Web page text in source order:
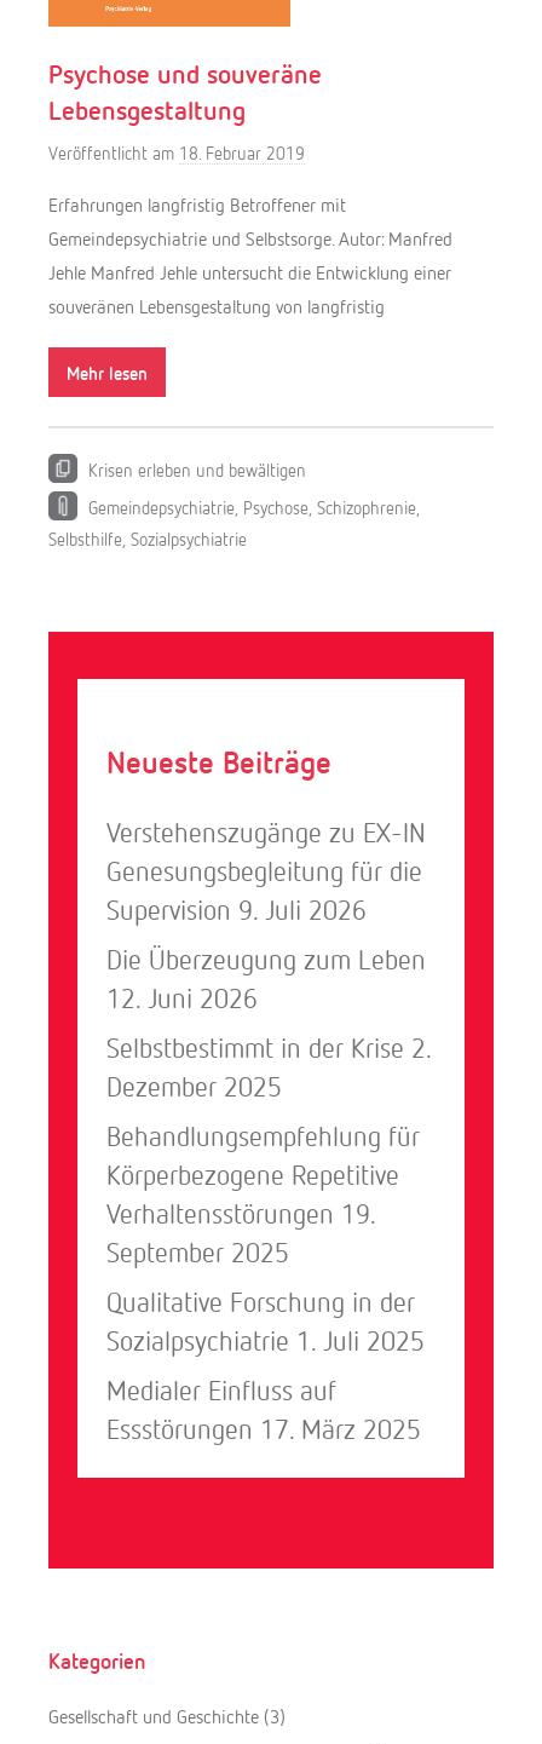
Psychose und souveräne
Lebensgestaltung
Veröffentlicht am 18. Februar 2019
n
M
e
Erfahrungen langfristig Betroffener mit
Gemeindepsychiatrie und Selbstsorge. Autor: Manfred
Jehle Manfred Jehle untersucht die Entwicklung einer
souveränen Lebensgestaltung von langfristig
Mehr lesen
Krisen erleben und bewältigen
Gemeindepsychiatrie Psychose Schizophrenie
Selbsthilfe Sozialpsychiatrie
Neueste Beiträge
Verstehenszugänge zu EX-IN
Genesungsbegleitung für die
Supervision 9. Juli 2026
Die Überzeugung zum Leben
12. Juni 2026
Selbstbestimmt in der Krise 2.
Dezember 2025
Behandlungsempfehlung für
Körperbezogene Repetitive
Verhaltensstörungen 19.
September 2025
Qualitative Forschung in der
Sozialpsychiatrie 1. Juli 2025
Medialer Einfluss auf
Essstörungen 17. März 2025
Kategorien
Gesellschaft und Geschichte (3)